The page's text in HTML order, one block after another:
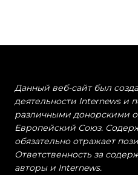
Данный веб-сайт был
деятельности Internews и
различными донорскими
Европейский Союз.
обязательно отражает
Ответственность за
авторы и Internews.